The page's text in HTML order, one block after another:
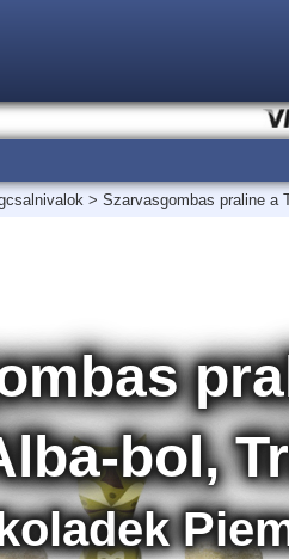
> Szarvasgombas praline a
bol,